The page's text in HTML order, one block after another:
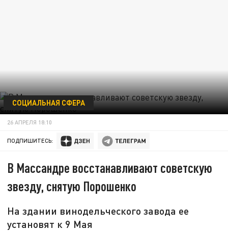
СОЦИАЛЬНАЯ СФЕРА
26 АПРЕЛЯ 18:10
ПОДПИШИТЕСЬ:
В Массандре восстанавливают советскую
звезду, снятую Порошенко
На здании винодельческого завода ее
установят к 9 Мая